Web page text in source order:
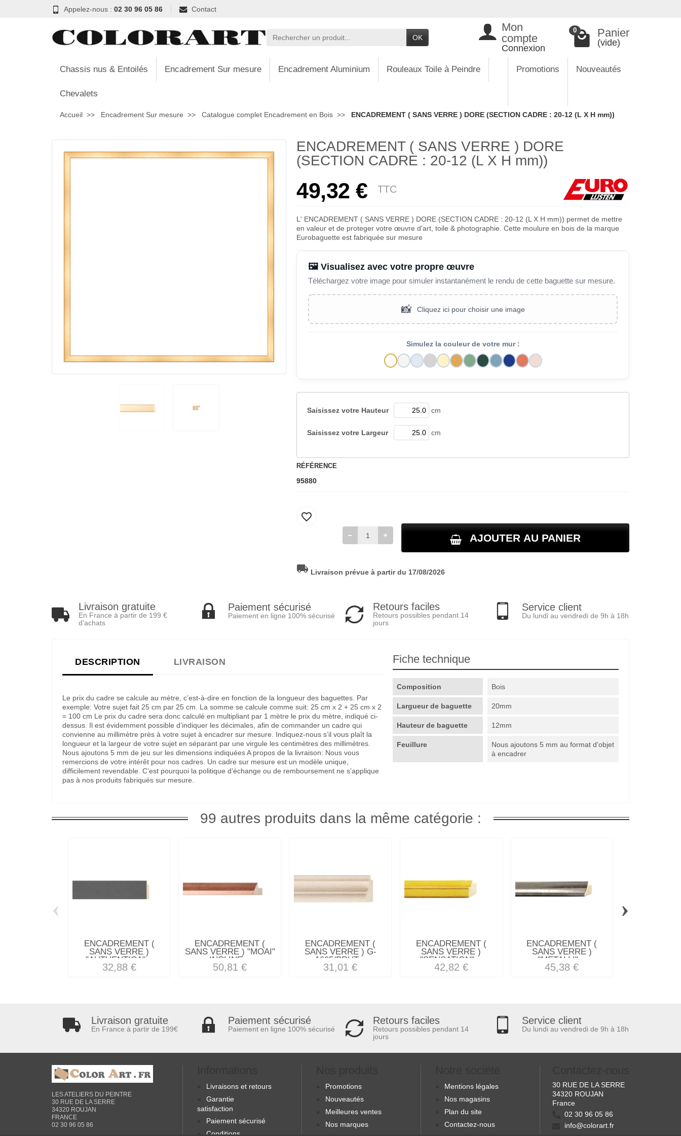
Appelez-nous : 02 30 96 05 86 Contact
OK
Mon
compte
Connexion
0 Panier
(vide)
Chassis nus & Entoilés Encadrement Sur mesure Encadrement Aluminium Rouleaux Toile à Peindre
Chevalets
Promotions Nouveautés
Accueil Encadrement Sur mesure Catalogue complet Encadrement en Bois ENCADREMENT ( SANS VERRE ) DORE (SECTION CADRE : 20-12 (L X H mm))
ENCADREMENT ( SANS VERRE ) DORE
(SECTION CADRE : 20-12 (L X H mm))
49,32 € TTC
L' ENCADREMENT ( SANS VERRE ) DORE (SECTION CADRE : 20-12 (L X H mm)) permet de mettre
en valeur et de proteger votre œuvre d'art, toile & photographie. Cette moulure en bois de la marque
Eurobaguette est fabriquée sur mesure
🖼️ Visualisez avec votre propre œuvre
Téléchargez votre image pour simuler instantanément le rendu de cette baguette sur mesure.
📸 Cliquez ici pour choisir une image
Simulez la couleur de votre mur :
Saisissez votre Hauteur cm
Saisissez votre Largeur cm
RÉFÉRENCE
95880
AJOUTER AU PANIER
favorite_border
local_shipping Livraison prévue à partir du 17/08/2026
Livraison gratuite
En France à partir de 199 €
d'achats
Paiement sécurisé
Paiement en ligne 100% sécurisé
Retours faciles
Retours possibles pendant 14
jours
Service client
Du lundi au vendredi de 9h à 18h
DESCRIPTION LIVRAISON
Le prix du cadre se calcule au mètre, c’est-à-dire en fonction de la longueur des baguettes. Par
exemple: Votre sujet fait 25 cm par 25 cm. La somme se calcule comme suit: 25 cm x 2 + 25 cm x 2
= 100 cm Le prix du cadre sera donc calculé en multipliant par 1 mètre le prix du mètre, indiqué ci-
dessus. Il est évidemment possible d’indiquer les décimales, afin de commander un cadre qui
convienne au millimètre près à votre sujet à encadrer sur mesure. Indiquez-nous s’il vous plaît la
longueur et la largeur de votre sujet en séparant par une virgule les centimètres des millimètres.
Nous ajoutons 5 mm de jeu sur les dimensions indiquées A propos de la livraison: Nous vous
remercions de votre intérêt pour nos cadres. Un cadre sur mesure est un modèle unique,
difficilement revendable. C’est pourquoi la politique d’échange ou de remboursement ne s’applique
pas à nos produits fabriqués sur mesure.
Fiche technique
Composition Bois
Largueur de baguette 20mm
Hauteur de baguette 12mm
Feuillure
Nous ajoutons 5 mm au format d'objet
à encadrer
99 autres produits dans la même catégorie :
ENCADREMENT (
SANS VERRE )
"AUTHENTICA"...
32,88 €
ENCADREMENT (
SANS VERRE ) "MOAI"
INCLINE...
50,81 €
ENCADREMENT (
SANS VERRE ) G-
1665/BRUT...
31,01 €
ENCADREMENT (
SANS VERRE )
"SENSATION"...
42,82 €
ENCADREMENT (
SANS VERRE )
"METALLI"...
45,38 €
‹ ›
Livraison gratuite
En France à partir de 199€
Paiement sécurisé
Paiement en ligne 100% sécurisé
Retours faciles
Retours possibles pendant 14
jours
Service client
Du lundi au vendredi de 9h à 18h
LES ATELIERS DU PEINTRE
30 RUE DE LA SERRE
34320 ROUJAN
FRANCE
02 30 96 05 86
Livraisons et retours
Garantie
satisfaction
Paiement sécurisé
Conditions
Promotions
Nouveautés
Meilleures ventes
Nos marques
Mentions légales
Nos magasins
Plan du site
Contactez-nous
30 RUE DE LA SERRE
34320 ROUJAN
France
02 30 96 05 86
info@colorart.fr